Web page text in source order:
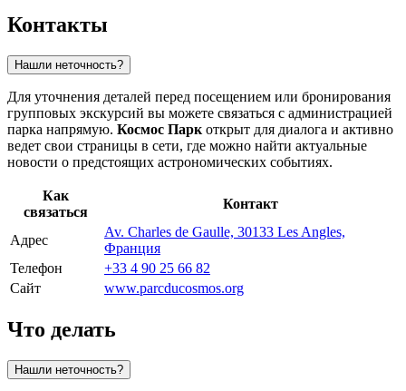
Контакты
Нашли неточность?
Для уточнения деталей перед посещением или бронирования
групповых экскурсий вы можете связаться с администрацией
парка напрямую. Космос Парк открыт для диалога и активно
ведет свои страницы в сети, где можно найти актуальные
новости о предстоящих астрономических событиях.
Как
связаться
Контакт
Адрес
Av. Charles de Gaulle, 30133 Les Angles,
Франция
Телефон
+33 4 90 25 66 82
Сайт
www.parcducosmos.org
Что делать
Нашли неточность?